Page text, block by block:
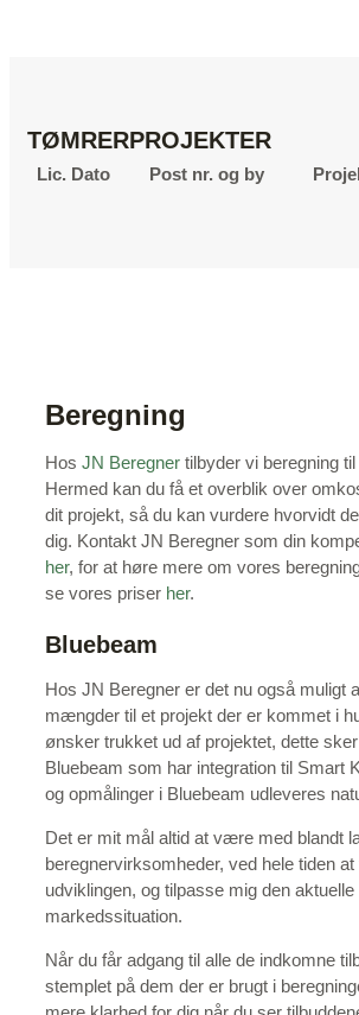
TØMRERPROJEKTER
Lic. Dato Post nr. og by
Beregning
Hos JN Beregner tilbyder vi beregning
Hermed kan du få et overblik over
dit projekt, så du kan vurdere hvorvidt
dig. Kontakt JN Beregner som din
her, for at høre mere om vores
se vores priser her.
Bluebeam
Hos JN Beregner er det nu også muligt
mængder til et projekt der er kommet i
ønsker trukket ud af projektet, dette
Bluebeam som har integration til Smart
og opmålinger i Bluebeam udleveres
Det er mit mål altid at være med blandt
beregnervirksomheder, ved hele tiden
udviklingen, og tilpasse mig den aktuelle
markedssituation.
Når du får adgang til alle de indkomne
stemplet på dem der er brugt i